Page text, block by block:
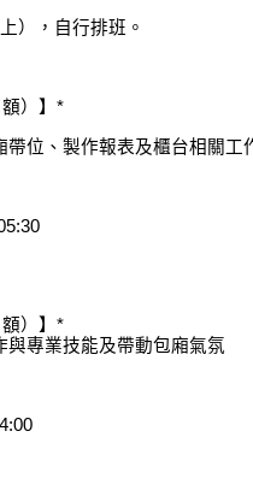
），自行排班。
）】*
位、製作報表及櫃台相關工
）】*
專業技能及帶動包廂氣氛